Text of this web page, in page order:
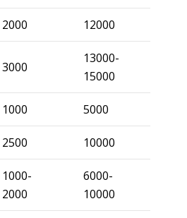
2000 12000
3000
13000-
15000
1000 5000
2500 10000
1000-
2000
6000-
10000